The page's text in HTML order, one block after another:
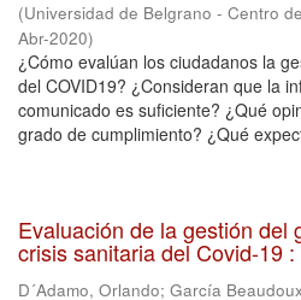
(Universidad de Belgrano - Centro
Abr-2020)
¿Cómo evalúan los ciudadanos la
del COVID19? ¿Consideran que la
comunicado es suficiente? ¿Qué
grado de cumplimiento? ¿Qué
Evaluación de la gestión del
crisis sanitaria del Covid-19
D´Adamo, Orlando; García